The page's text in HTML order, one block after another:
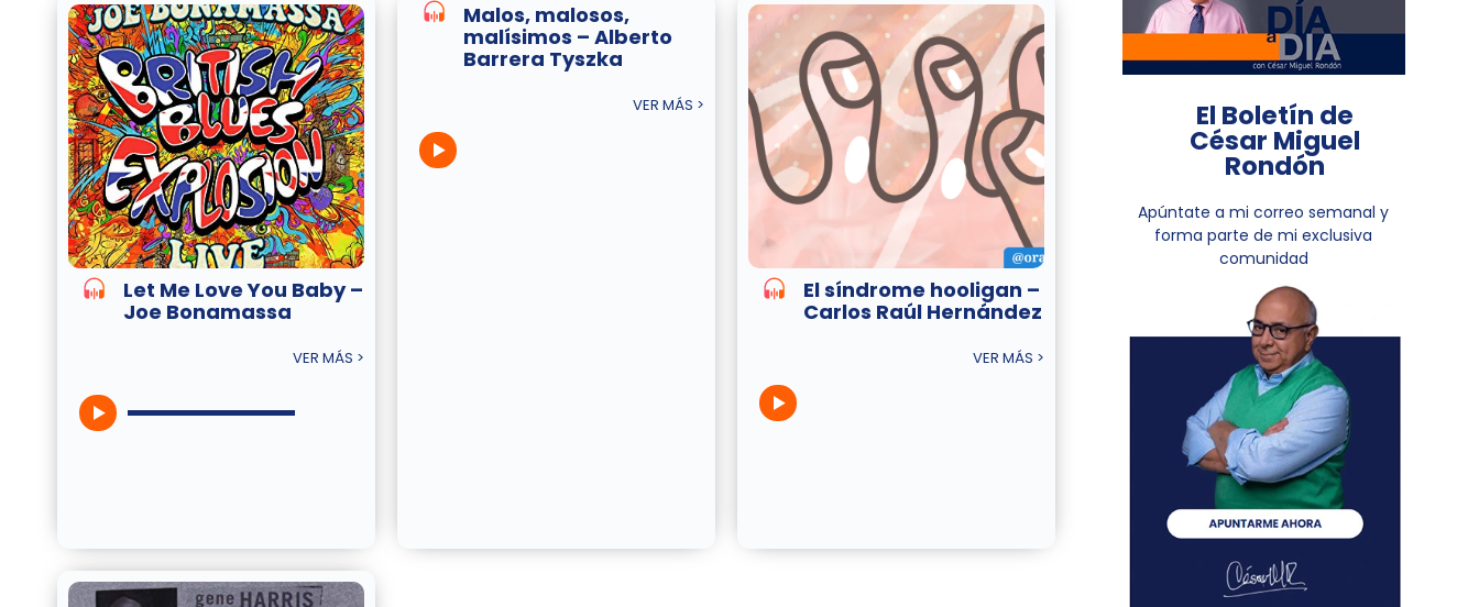
Let Me Love You Baby –
Joe Bonamassa
VER MÁS >
Malos, malosos,
malísimos – Alberto
Barrera Tyszka
VER MÁS >
El síndrome hooligan –
Carlos Raúl Hernández
VER MÁS >
El Boletín de
César Miguel
Rondón
Apúntate a mi correo semanal y
forma parte de mi exclusiva
comunidad